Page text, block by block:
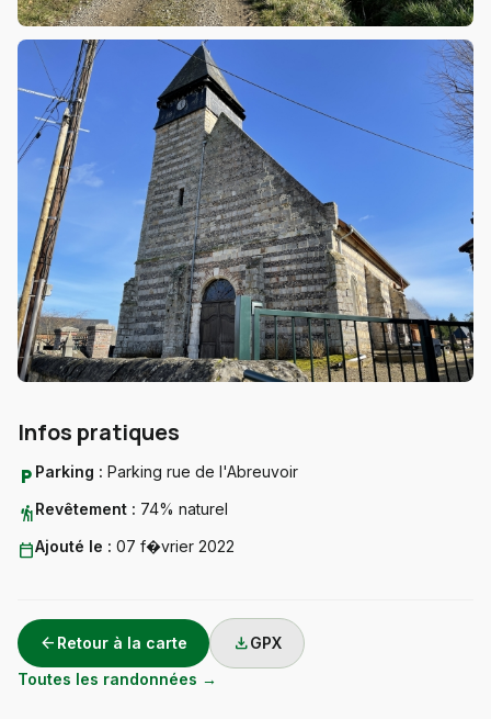
Infos pratiques
local_parking Parking : Parking rue de l'Abreuvoir
hikingRevêtement : 74% naturel
calendar_todayAjouté le : 07 f�vrier 2022
arrow_back Retour à la carte downloadGPX
Toutes les randonnées →